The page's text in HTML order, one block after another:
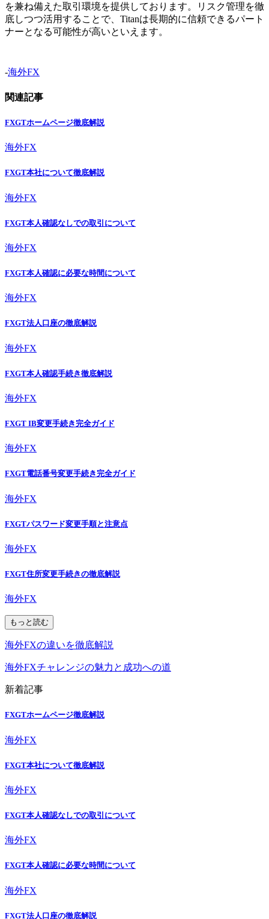
を兼ね備えた取引環境を提供しております。リスク管理を徹
底しつつ活用することで、Titanは長期的に信頼できるパート
ナーとなる可能性が高いといえます。
-海外FX
関連記事
FXGTホームページ徹底解説
海外FX
FXGT本社について徹底解説
海外FX
FXGT本人確認なしでの取引について
海外FX
FXGT本人確認に必要な時間について
海外FX
FXGT法人口座の徹底解説
海外FX
FXGT本人確認手続き徹底解説
海外FX
FXGT IB変更手続き完全ガイド
海外FX
FXGT電話番号変更手続き完全ガイド
海外FX
FXGTパスワード変更手順と注意点
海外FX
FXGT住所変更手続きの徹底解説
海外FX
もっと読む
海外FXの違いを徹底解説
海外FXチャレンジの魅力と成功への道
新着記事
FXGTホームページ徹底解説
海外FX
FXGT本社について徹底解説
海外FX
FXGT本人確認なしでの取引について
海外FX
FXGT本人確認に必要な時間について
海外FX
FXGT法人口座の徹底解説